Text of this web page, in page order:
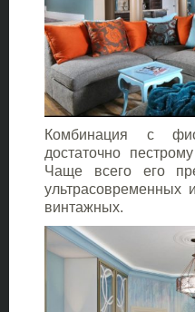
Комбинация с
достаточно
Чаще всего его
ультрасовременных
винтажных.